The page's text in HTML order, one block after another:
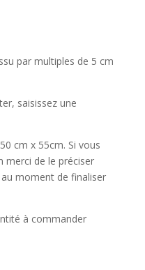
par multiples de 5 cm
saisissez une
cm x 55cm. Si vous
merci de le préciser
moment de finaliser
à commander